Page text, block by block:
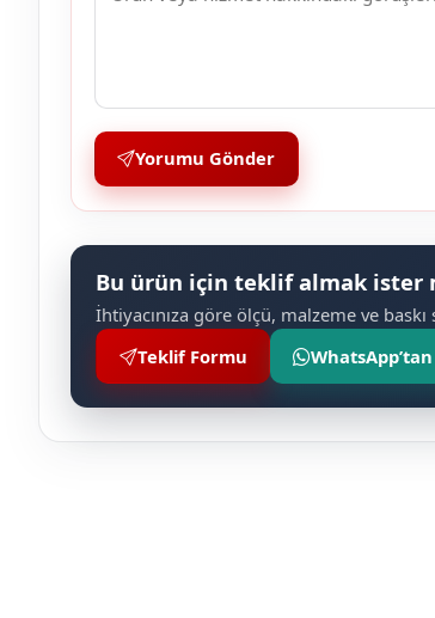
Yorumu Gönder
Bu ürün için teklif almak ister
İhtiyacınıza göre ölçü, malzeme ve
Teklif Formu
WhatsApp’tan